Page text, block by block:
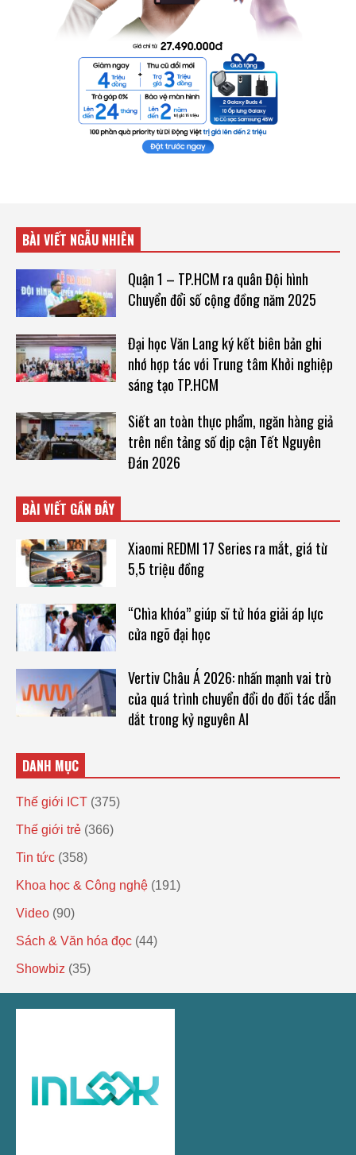
BÀI VIẾT NGẪU NHIÊN
Quận 1 – TP.HCM ra quân Đội hình
Chuyển đổi số cộng đồng năm 2025
Đại học Văn Lang ký kết biên bản ghi
nhớ hợp tác với Trung tâm Khởi nghiệp
sáng tạo TP.HCM
Siết an toàn thực phẩm, ngăn hàng giả
trên nền tảng số dịp cận Tết Nguyên
Đán 2026
BÀI VIẾT GẦN ĐÂY
Xiaomi REDMI 17 Series ra mắt, giá từ
5,5 triệu đồng
“Chìa khóa” giúp sĩ tử hóa giải áp lực
cửa ngõ đại học
Vertiv Châu Á 2026: nhấn mạnh vai trò
của quá trình chuyển đổi do đối tác dẫn
dắt trong kỷ nguyên AI
DANH MỤC
Thế giới ICT (375)
Thế giới trẻ (366)
Tin tức (358)
Khoa học & Công nghệ (191)
Video (90)
Sách & Văn hóa đọc (44)
Showbiz (35)